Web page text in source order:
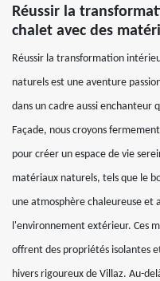
Réussir la
chalet avec des
Réussir la transformation
naturels est une aventure
dans un cadre aussi enchanteur
Façade, nous croyons
pour créer un espace de vie
matériaux naturels, tels que le
une atmosphère chaleureuse et
l'environnement extérieur. Ces
offrent des propriétés isolantes
hivers rigoureux de Villaz. Au-